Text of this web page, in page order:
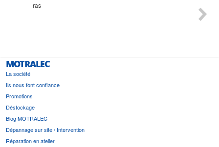
ras
MOTRALEC
La société
Ils nous font confiance
Promotions
Déstockage
Blog MOTRALEC
Dépannage sur site / Intervention
Réparation en atelier